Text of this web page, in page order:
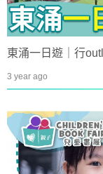
東涌一日遊｜行
3 year ago